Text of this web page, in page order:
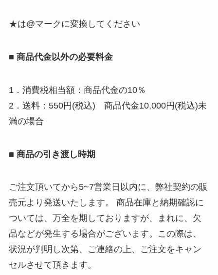
★は@マークに変換してください
■ 商品代金以外の必要料金
1．消費税相当額：商品代金の10％
2．送料：550円(税込) 商品代金10,000円(税込)未
満の場合
■ 商品の引き渡し時期
ご注文頂いてから5~7営業日以内に、弊社契約の販
売元より発送いたします。 商品在庫と納期確認に
ついては、万全を期しておりますが、まれに、欠
品などが発生する場合がございます。この際は、
状況が判明し次第、ご連絡の上、ご注文をキャン
セルさせて頂きます。